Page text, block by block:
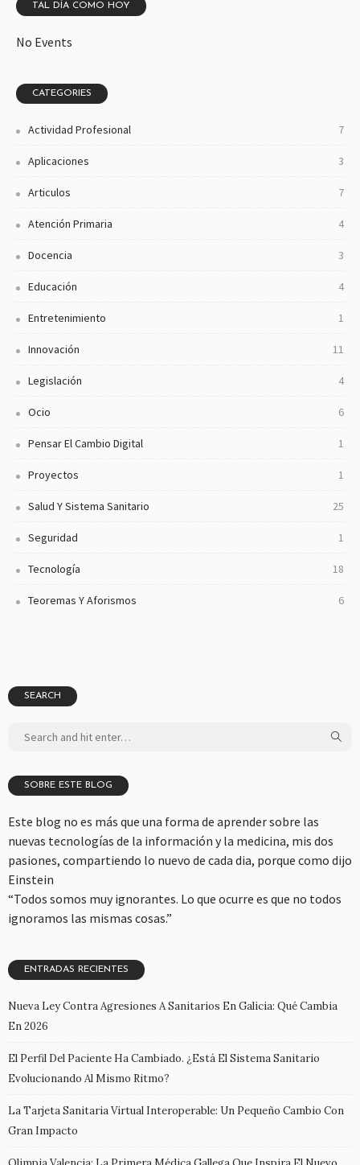
TAL DÍA COMO HOY
No Events
CATEGORIES
Actividad Profesional 7
Aplicaciones 3
Articulos 7
Atención Primaria 4
Docencia 3
Educación 4
Entretenimiento 1
Innovación 11
Legislación 4
Ocio 6
Pensar El Cambio Digital 1
Proyectos 1
Salud Y Sistema Sanitario 25
Seguridad 1
Tecnología 18
Teoremas Y Aforismos 6
SEARCH
SOBRE ESTE BLOG
Este blog no es más que una forma de aprender sobre las
nuevas tecnologías de la información y la medicina, mis dos
pasiones, compartiendo lo nuevo de cada dia, porque como dijo
Einstein
“Todos somos muy ignorantes. Lo que ocurre es que no todos
ignoramos las mismas cosas.”
ENTRADAS RECIENTES
Nueva Ley Contra Agresiones A Sanitarios En Galicia: Qué Cambia
En 2026
El Perfil Del Paciente Ha Cambiado. ¿Está El Sistema Sanitario
Evolucionando Al Mismo Ritmo?
La Tarjeta Sanitaria Virtual Interoperable: Un Pequeño Cambio Con
Gran Impacto